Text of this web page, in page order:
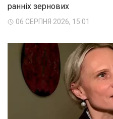
ранніх зернових
06 СЕРПНЯ 2026, 15:01